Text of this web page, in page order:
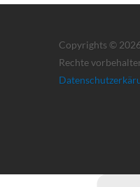
Copyrights © 2026
Rechte